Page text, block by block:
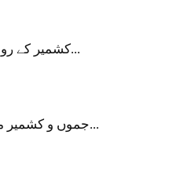
کشمیر کے روایتی تہوار اور...
جموں و کشمیر میں تعلیمی ت...